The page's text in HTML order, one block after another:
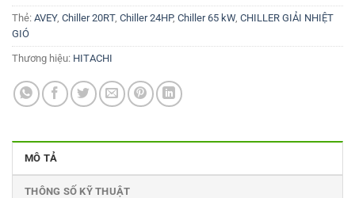
Thẻ: AVEY, Chiller 20RT, Chiller 24HP, Chiller 65 kW, CHILLER GIẢI NHIỆT
GIÓ
Thương hiệu: HITACHI
MÔ TẢ
THÔNG SỐ KỸ THUẬT